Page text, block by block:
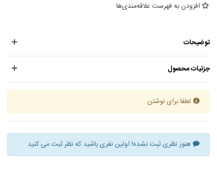
افزودن به فهرست علاقه‌مندی‌ها
توضیحات
جزئیات محصول
لطفا برای نوشتن
هنوز نظری ثبت نشده! اولین نفری باشید که نظر ثبت می کنید